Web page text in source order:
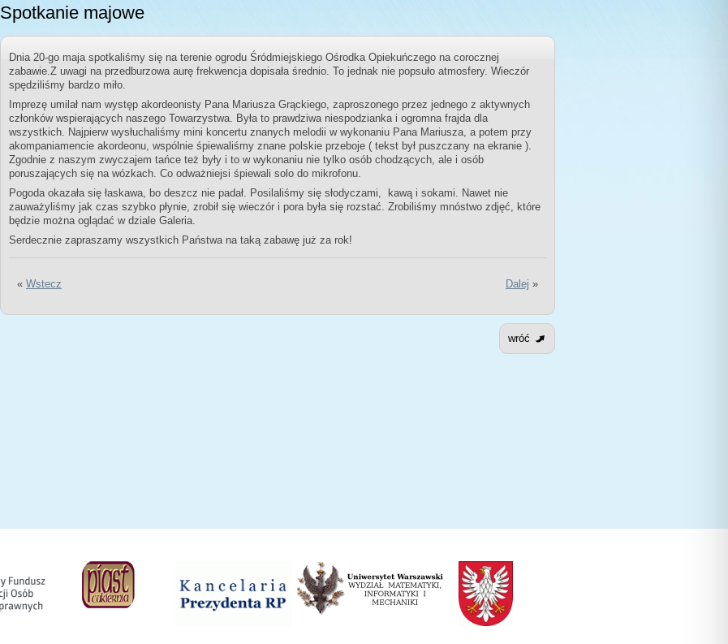
Spotkanie majowe
Dnia 20-go maja spotkaliśmy się na terenie ogrodu Śródmiejskiego Ośrodka Opiekuńczego na corocznej
zabawie.Z uwagi na przedburzowa aurę frekwencja dopisała średnio. To jednak nie popsuło atmosfery. Wieczór
spędziliśmy bardzo miło.
Imprezę umilał nam występ akordeonisty Pana Mariusza Grąckiego, zaproszonego przez jednego z aktywnych
członków wspierających naszego Towarzystwa. Była to prawdziwa niespodzianka i ogromna frajda dla
wszystkich. Najpierw wysłuchaliśmy mini koncertu znanych melodii w wykonaniu Pana Mariusza, a potem przy
akompaniamencie akordeonu, wspólnie śpiewaliśmy znane polskie przeboje ( tekst był puszczany na ekranie ).
Zgodnie z naszym zwyczajem tańce też były i to w wykonaniu nie tylko osób chodzących, ale i osób
poruszających się na wózkach. Co odważniejsi śpiewali solo do mikrofonu.
Pogoda okazała się łaskawa, bo deszcz nie padał. Posilaliśmy się słodyczami, kawą i sokami. Nawet nie
zauważyliśmy jak czas szybko płynie, zrobił się wieczór i pora była się rozstać. Zrobiliśmy mnóstwo zdjęć, które
będzie można oglądać w dziale Galeria.
Serdecznie zapraszamy wszystkich Państwa na taką zabawę już za rok!
« Wstecz Dalej »
wróć